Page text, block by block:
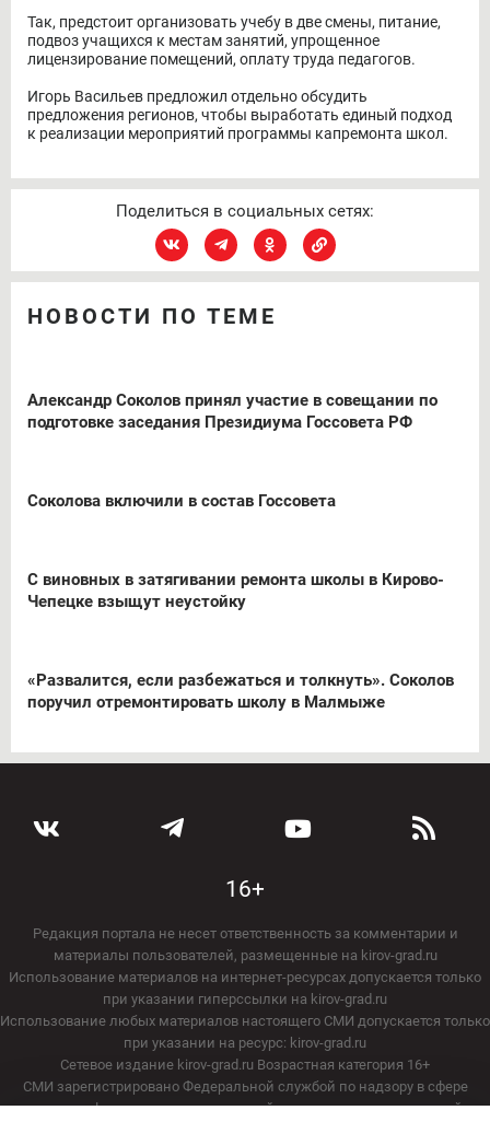
Так, предстоит организовать учебу в две смены, питание,
подвоз учащихся к местам занятий, упрощенное
лицензирование помещений, оплату труда педагогов.
Игорь Васильев предложил отдельно обсудить
предложения регионов, чтобы выработать единый подход
к реализации мероприятий программы капремонта школ.
Поделиться в социальных сетях:
НОВОСТИ ПО ТЕМЕ
Александр Соколов принял участие в совещании по
подготовке заседания Президиума Госсовета РФ
Соколова включили в состав Госсовета
С виновных в затягивании ремонта школы в Кирово-
Чепецке взыщут неустойку
«Развалится, если разбежаться и толкнуть». Соколов
поручил отремонтировать школу в Малмыже
16+
Редакция портала не несет ответственность за комментарии и
материалы пользователей, размещенные на kirov-grad.ru
Использование материалов на интернет-ресурсах допускается только
при указании гиперссылки на kirov-grad.ru
Использование любых материалов настоящего СМИ допускается только
при указании на ресурс: kirov-grad.ru
Сетевое издание kirov-grad.ru Возрастная категория 16+
СМИ зарегистрировано Федеральной службой по надзору в сфере
связи, информационных технологий и массовых коммуникаций